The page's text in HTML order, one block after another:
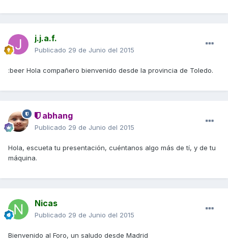
j.j.a.f.
Publicado 29 de Junio del 2015
:beer Hola compañero bienvenido desde la provincia de Toledo.
abhang
Publicado 29 de Junio del 2015
Hola, escueta tu presentación, cuéntanos algo más de tí, y de tu
máquina.
Nicas
Publicado 29 de Junio del 2015
Bienvenido al Foro, un saludo desde Madrid